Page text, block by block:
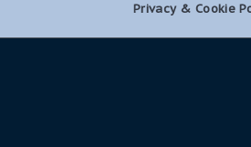
Privacy & Cookie